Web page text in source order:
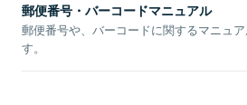
郵便番号・バーコードマニュアル
郵便番号や、バーコードに関するマニュ
す。